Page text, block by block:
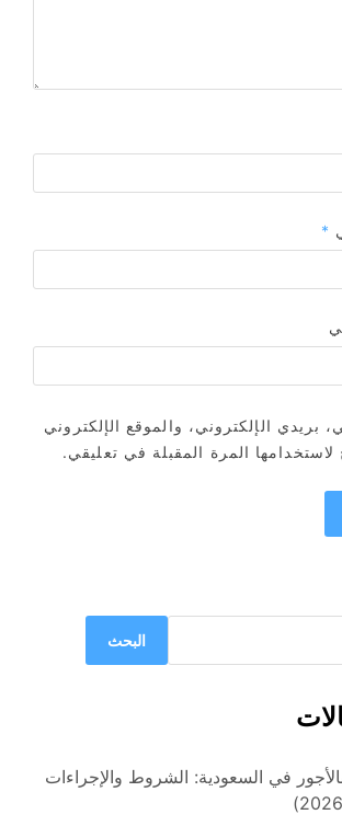
*
بريدي الإلكتروني، والموقع الإلكتروني
المرة المقبلة في تعليقي.
البحث
في السعودية: الشروط والإجراءات